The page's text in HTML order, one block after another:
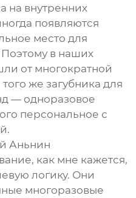
на внутренних
появляются
место для
в наших
от многократной
того жезагубника для
— одноразовое
персональное с
Аньнин
, как мне кажется,
логику. Они
многоразовые